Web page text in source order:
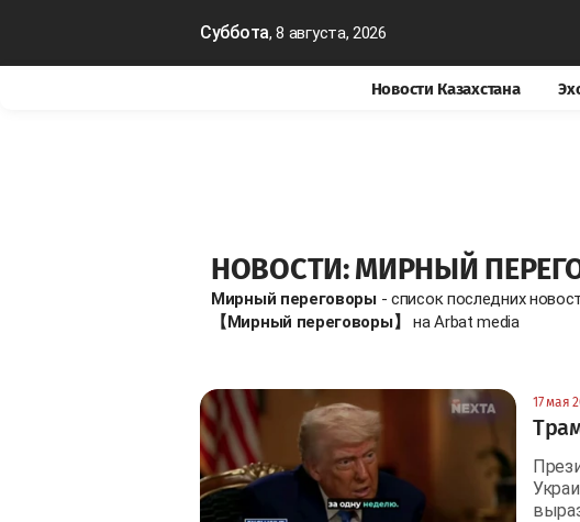
Суббота, 8 августа, 2026
Новости Казахстана
НОВОСТИ: МИРНЫЙ
Мирный переговоры- список последних
【Мирный переговоры】
на Arbat media
17 мая